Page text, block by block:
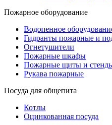
Пожарное оборудование
Водопенное
Гидранты пожарные и
Огнетушители
Пожарные шкафы
Пожарные щиты и
Рукава пожарные
Посуда для общепита
Котлы
Оцинкованная посуда